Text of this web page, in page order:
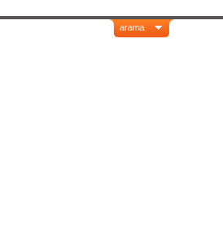
arama